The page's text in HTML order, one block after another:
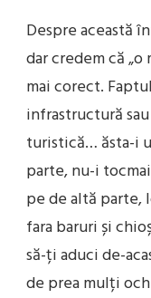
Despre această
dar credem că
mai corect.
infrastructură
turistică… ăsta-i
parte, nu-i
pe de altă parte,
fara baruri și
să-ți aduci de-
de prea mulți